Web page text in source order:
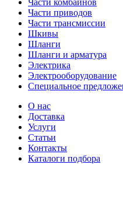
Части приводов
Части трансмиссии
Шкивы
Шланги
Шланги и арматура
Электрика
Электрооборудование
Специальное
О нас
Доставка
Услуги
Статьи
Контакты
Каталоги подбора